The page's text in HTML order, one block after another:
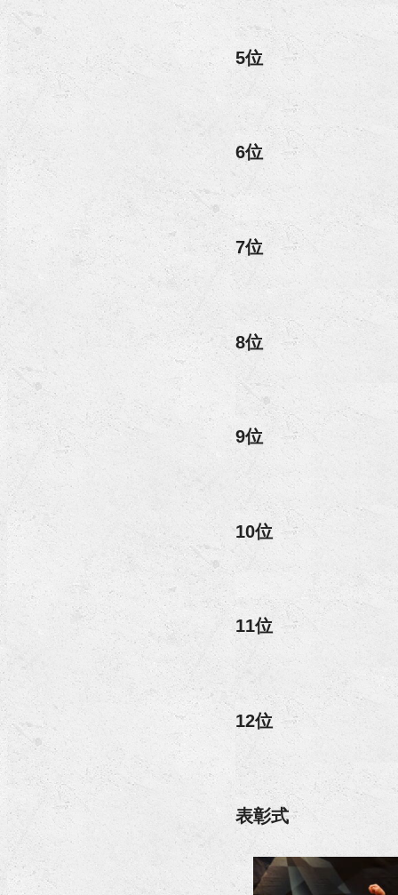
5位
6位
7位
8位
9位
10位
11位
12位
表彰式